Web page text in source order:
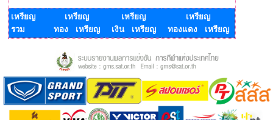
เหรียญ
รวม
เหรียญ
ทอง เหรียญ
เหรียญ
เงิน เหรียญ
เหรียญ
ทองแดง เหรียญ